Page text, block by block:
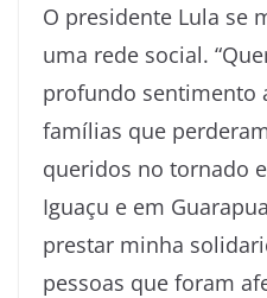
O presidente Lula se
uma rede social.
profundo sentimento
famílias que
queridos no tornado
Iguaçu e em
prestar minha
pessoas que foram